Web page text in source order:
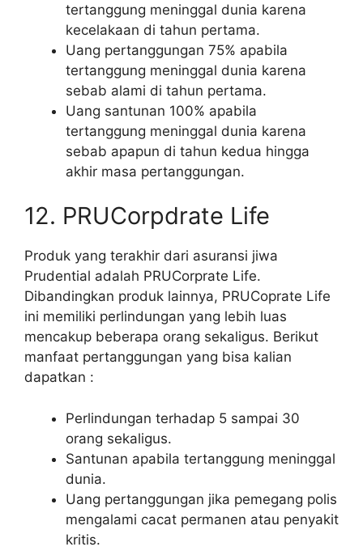
tertanggung meninggal dunia karena
kecelakaan di tahun pertama.
Uang pertanggungan 75% apabila
tertanggung meninggal dunia karena
sebab alami di tahun pertama.
Uang santunan 100% apabila
tertanggung meninggal dunia karena
sebab apapun di tahun kedua hingga
akhir masa pertanggungan.
12. PRUCorpdrate Life
Produk yang terakhir dari asuransi jiwa
Prudential adalah PRUCorprate Life.
Dibandingkan produk lainnya, PRUCoprate Life
ini memiliki perlindungan yang lebih luas
mencakup beberapa orang sekaligus. Berikut
manfaat pertanggungan yang bisa kalian
dapatkan :
Perlindungan terhadap 5 sampai 30
orang sekaligus.
Santunan apabila tertanggung meninggal
dunia.
Uang pertanggungan jika pemegang polis
mengalami cacat permanen atau penyakit
kritis.